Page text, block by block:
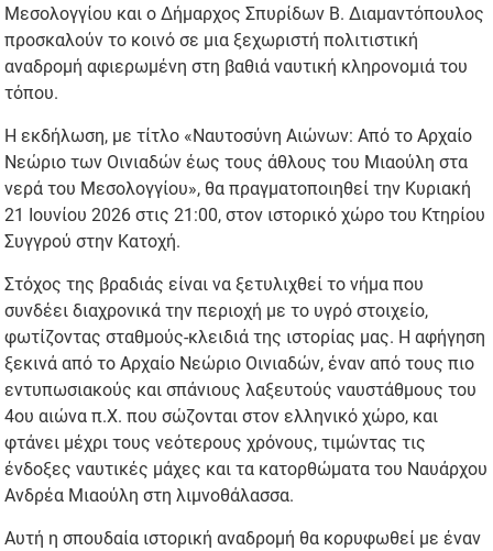
Μεσολογγίου και ο Δήμαρχος Σπυρίδων Β. Διαμαντόπουλος
προσκαλούν το κοινό σε μια ξεχωριστή πολιτιστική
αναδρομή αφιερωμένη στη βαθιά ναυτική κληρονομιά του
τόπου.
Η εκδήλωση, με τίτλο «Ναυτοσύνη Αιώνων: Από το Αρχαίο
Νεώριο των Οινιαδών έως τους άθλους του Μιαούλη στα
νερά του Μεσολογγίου», θα πραγματοποιηθεί την Κυριακή
21 Ιουνίου 2026 στις 21:00, στον ιστορικό χώρο του Κτηρίου
Συγγρού στην Κατοχή.
Στόχος της βραδιάς είναι να ξετυλιχθεί το νήμα που
συνδέει διαχρονικά την περιοχή με το υγρό στοιχείο,
φωτίζοντας σταθμούς-κλειδιά της ιστορίας μας. Η αφήγηση
ξεκινά από το Αρχαίο Νεώριο Οινιαδών, έναν από τους πιο
εντυπωσιακούς και σπάνιους λαξευτούς ναυστάθμους του
4ου αιώνα π.Χ. που σώζονται στον ελληνικό χώρο, και
φτάνει μέχρι τους νεότερους χρόνους, τιμώντας τις
ένδοξες ναυτικές μάχες και τα κατορθώματα του Ναυάρχου
Ανδρέα Μιαούλη στη λιμνοθάλασσα.
Αυτή η σπουδαία ιστορική αναδρομή θα κορυφωθεί με έναν